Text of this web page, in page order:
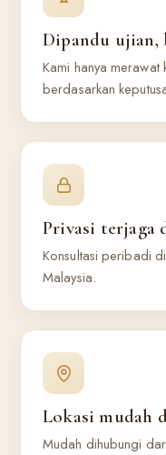
Dipandu ujian,
Kami hanya merawat
berdasarkan
Privasi terjaga
Konsultasi peribadi
Malaysia.
Lokasi mudah
Mudah dihubungi